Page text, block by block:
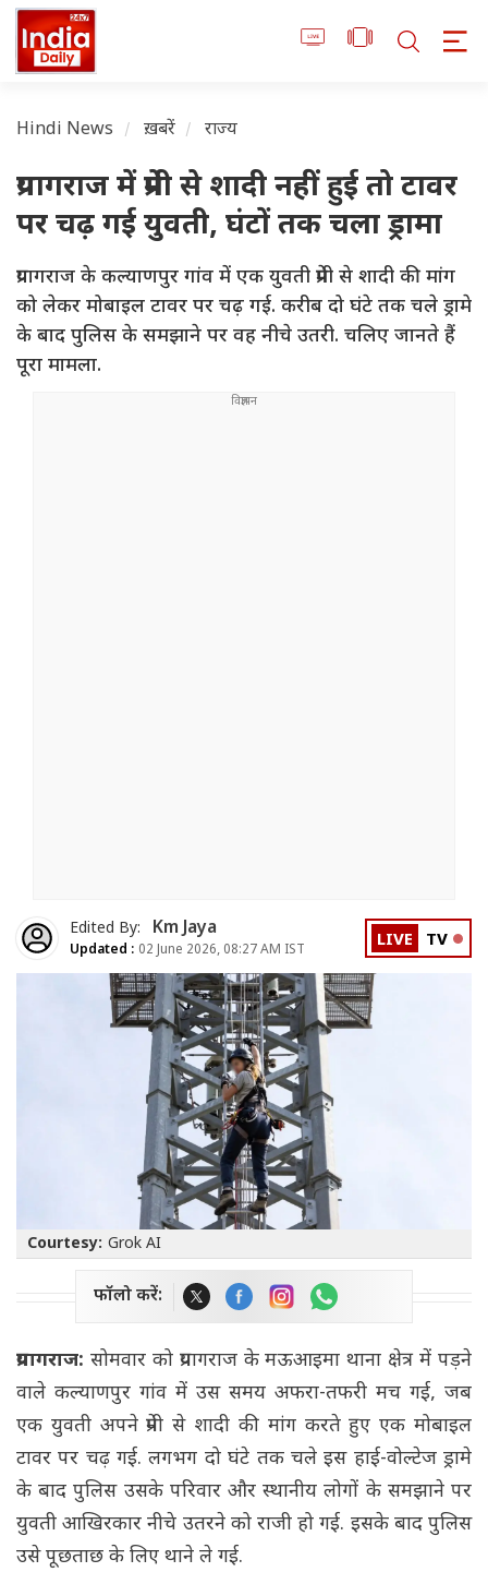
Hindi News ख़बरें राज्य
प्रयागराज में प्रेमी से शादी नहीं हुई तो टावर
पर चढ़ गई युवती, घंटों तक चला ड्रामा
प्रयागराज के कल्याणपुर गांव में एक युवती प्रेमी से शादी की मांग
को लेकर मोबाइल टावर पर चढ़ गई. करीब दो घंटे तक चले ड्रामे
के बाद पुलिस के समझाने पर वह नीचे उतरी. चलिए जानते हैं
पूरा मामला.
Edited By: Km Jaya
Updated : 02 June 2026, 08:27 AM IST LIVE TV
Courtesy: Grok AI
फॉलो करें:
प्रयागराज: सोमवार को प्रयागराज के मऊआइमा थाना क्षेत्र में पड़ने
वाले कल्याणपुर गांव में उस समय अफरा-तफरी मच गई, जब
एक युवती अपने प्रेमी से शादी की मांग करते हुए एक मोबाइल
टावर पर चढ़ गई. लगभग दो घंटे तक चले इस हाई-वोल्टेज ड्रामे
के बाद पुलिस उसके परिवार और स्थानीय लोगों के समझाने पर
युवती आखिरकार नीचे उतरने को राजी हो गई. इसके बाद पुलिस
उसे पूछताछ के लिए थाने ले गई.